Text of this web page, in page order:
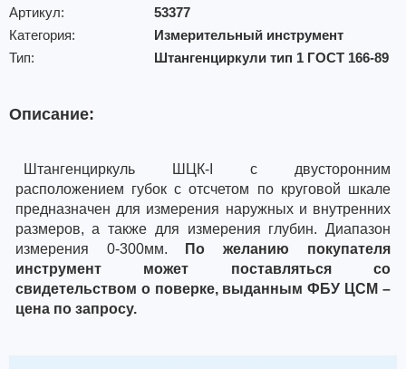
Артикул:
53377
Категория:
Измерительный инструмент
Тип:
Штангенциркули тип 1 ГОСТ 166-89
Описание:
Штангенциркуль ШЦК-I с двусторонним
расположением губок с отсчетом по круговой шкале
предназначен для измерения наружных и внутренних
размеров, а также для измерения глубин. Диапазон
измерения 0-300мм.
По желанию покупателя
инструмент может поставляться со
свидетельством о поверке, выданным ФБУ ЦСМ –
цена по запросу.